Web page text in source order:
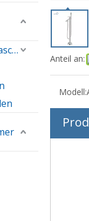
Handgefertigtes SUS-Waschbecken
Anteil an:
Modell: